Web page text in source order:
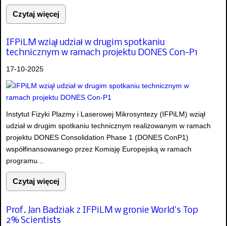
Czytaj więcej
IFPiLM wziął udział w drugim spotkaniu
technicznym w ramach projektu DONES Con-P1
17-10-2025
Instytut Fizyki Plazmy i Laserowej Mikrosyntezy (IFPiLM) wziął
udział w drugim spotkaniu technicznym realizowanym w ramach
projektu DONES Consolidation Phase 1 (DONES ConP1)
współfinansowanego przez Komisję Europejską w ramach
programu...
Czytaj więcej
Prof. Jan Badziak z IFPiLM w gronie World's Top
2% Scientists